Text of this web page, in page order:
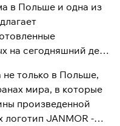
в Польше и одна из
на сегодняшний день
только в Польше,
мира, в которые
произведенной
логотип JANMOR -